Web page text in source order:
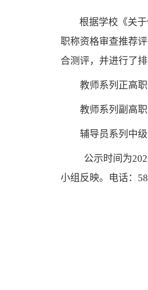
根据学校《关
职称资格审查推荐
合测评，并进行了
教师系列 正高
教师系列副高
辅导员系列中
公示时间为202
小组反映。电话：